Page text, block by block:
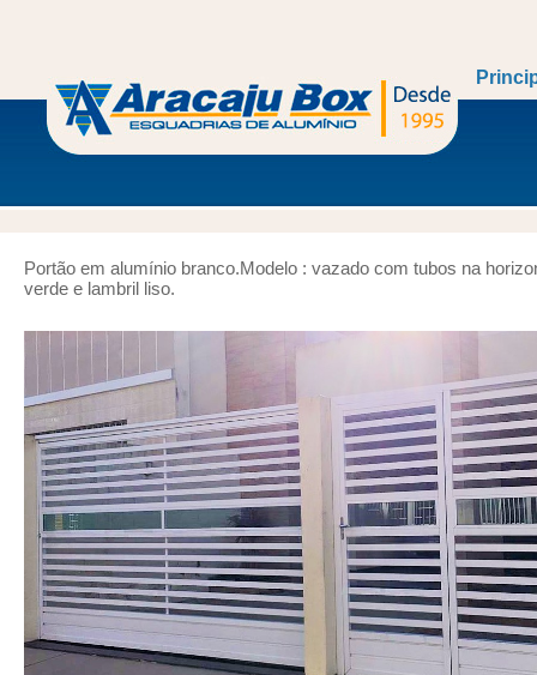
Portão em alumínio branco.Modelo : vazado com tubos na
verde e lambril liso.